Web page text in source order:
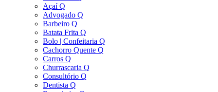
Açaí Q
Advogado Q
Barbeiro Q
Batata Frita Q
Bolo | Confeitaria Q
Cachorro Quente Q
Carros Q
Churrascaria Q
Consultório Q
Dentista Q